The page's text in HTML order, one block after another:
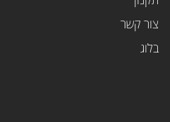
צור קשר
בלוג